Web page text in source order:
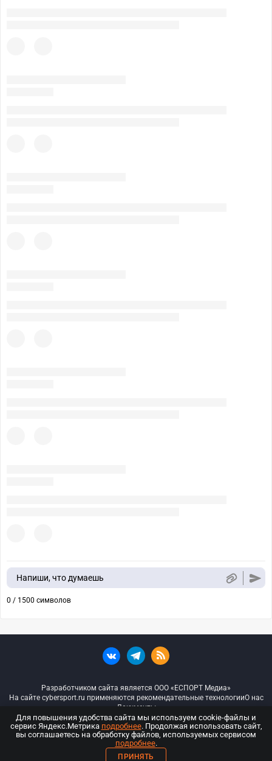
Напиши, что думаешь
0 / 1500 символов
Разработчиком сайта является ООО «ЕСПОРТ Медиа»
На сайте cybersport.ru применяются рекомендательные технологииО нас
Документы
© ООО «Киберспорт.ру» — Все права защищены
18+
Для повышения удобства сайта мы используем cookie-файлы и
сервис Яндекс.Метрика подробнее. Продолжая использовать сайт,
вы соглашаетесь на обработку файлов, используемых сервисом
подробнее.
ПРИНЯТЬ